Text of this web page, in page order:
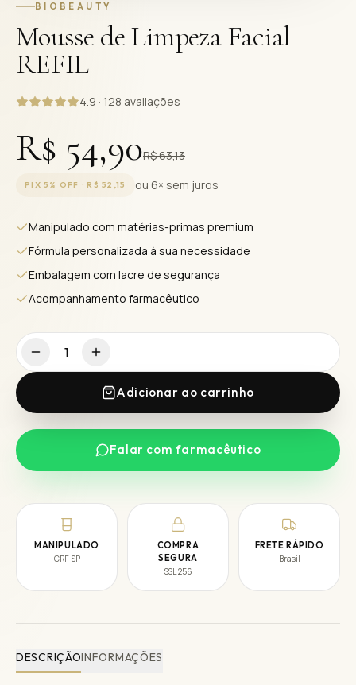
BIOBEAUTY
Mousse de Limpeza Facial
REFIL
4.9 · 128 avaliações
R$ 54,90R$ 63,13
PIX 5% OFF ·R$ 52,15 ou 6× sem juros
Manipulado com matérias-primas premium
Fórmula personalizada à sua necessidade
Embalagem com lacre de segurança
Acompanhamento farmacêutico
1
Adicionar ao carrinho
Falar com farmacêutico
MANIPULADO
CRF-SP
COMPRA
SEGURA
SSL 256
FRETE RÁPIDO
Brasil
DESCRIÇÃOINFORMAÇÕES